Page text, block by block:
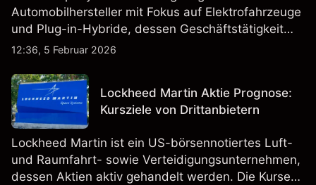
Automobilhersteller mit Fokus auf Elektrofahrzeuge
und Plug-in-Hybride, dessen Geschäftstätigkeit
Fahrzeugproduktion, Batterien und verwandte
Märkten umfasst.
12:36, 5 Februar 2026
Lockheed Martin Aktie Prognose:
Kursziele von Drittanbietern
Lockheed Martin ist ein US-börsennotiertes Luft-
und Raumfahrt- sowie Verteidigungsunternehmen,
dessen Aktien aktiv gehandelt werden. Die Kurse